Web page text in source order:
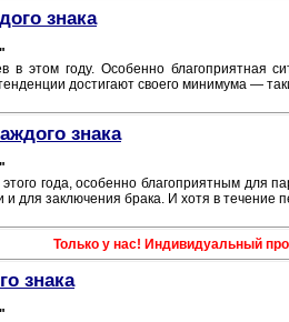
знака
этом году. Особенно благоприятная
достигают своего минимума —
знака
года, особенно благоприятным для
для заключения брака. И хотя в течение
Только у нас! Индивидуальный
знака